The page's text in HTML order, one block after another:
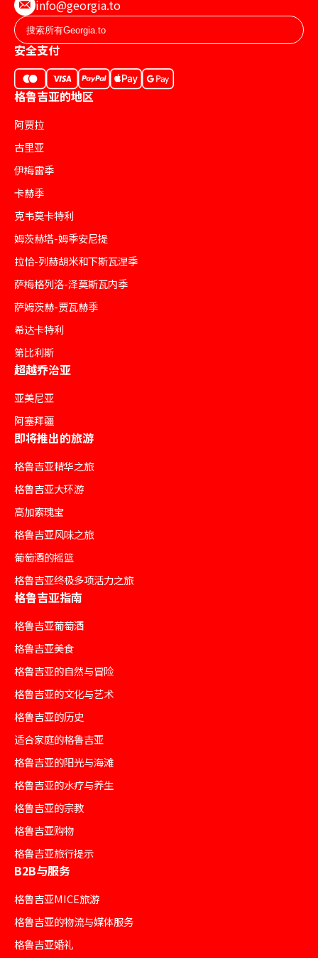
info@georgia.to
安全支付
格鲁吉亚的地区
阿贾拉
古里亚
伊梅雷季
卡赫季
克韦莫卡特利
姆茨赫塔-姆季安尼提
拉恰-列赫胡米和下斯瓦涅季
萨梅格列洛-泽莫斯瓦内季
萨姆茨赫-贾瓦赫季
希达卡特利
第比利斯
超越乔治亚
亚美尼亚
阿塞拜疆
即将推出的旅游
格鲁吉亚精华之旅
格鲁吉亚大环游
高加索瑰宝
格鲁吉亚风味之旅
葡萄酒的摇篮
格鲁吉亚终极多项活力之旅
格鲁吉亚指南
格鲁吉亚葡萄酒
格鲁吉亚美食
格鲁吉亚的自然与冒险
格鲁吉亚的文化与艺术
格鲁吉亚的历史
适合家庭的格鲁吉亚
格鲁吉亚的阳光与海滩
格鲁吉亚的水疗与养生
格鲁吉亚的宗教
格鲁吉亚购物
格鲁吉亚旅行提示
B2B与服务
格鲁吉亚MICE旅游
格鲁吉亚的物流与媒体服务
格鲁吉亚婚礼